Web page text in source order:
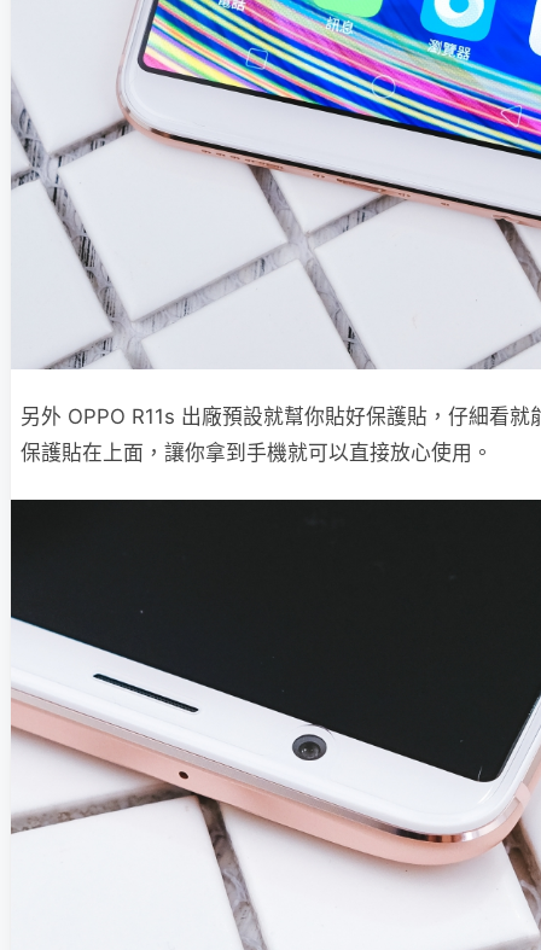
另外 OPPO R11s 出廠預設就幫你貼好保護貼，仔細看就
保護貼在上面，讓你拿到手機就可以直接放心使用。